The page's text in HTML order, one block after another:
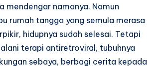
mendengar namanya. Namun
rumah tangga yang semula merasa
hidupnya sudah selesai. Tetapi
terapi antiretroviral, tubuhnya
sebaya, berbagi cerita kepada